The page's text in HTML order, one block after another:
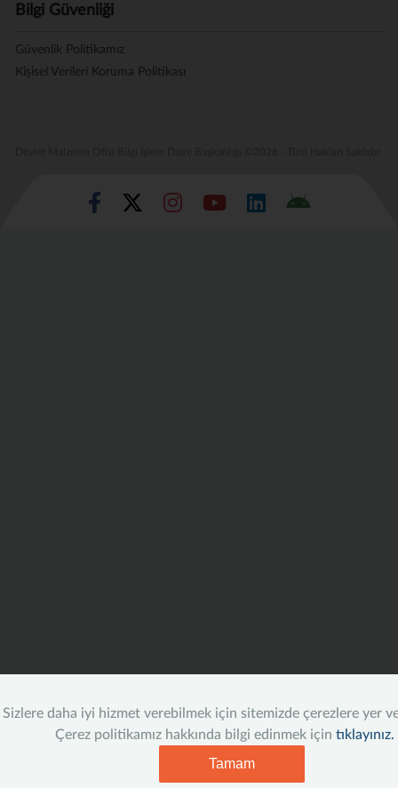
Sizlere daha iyi hizmet verebilmek için sitemizde çerezlere yer
Çerez politikamız hakkında bilgi edinmek için tıklayınız.
Tamam
Bilgi Güvenliği
Güvenlik Politikamız
Kişisel Verileri Koruma Politikası